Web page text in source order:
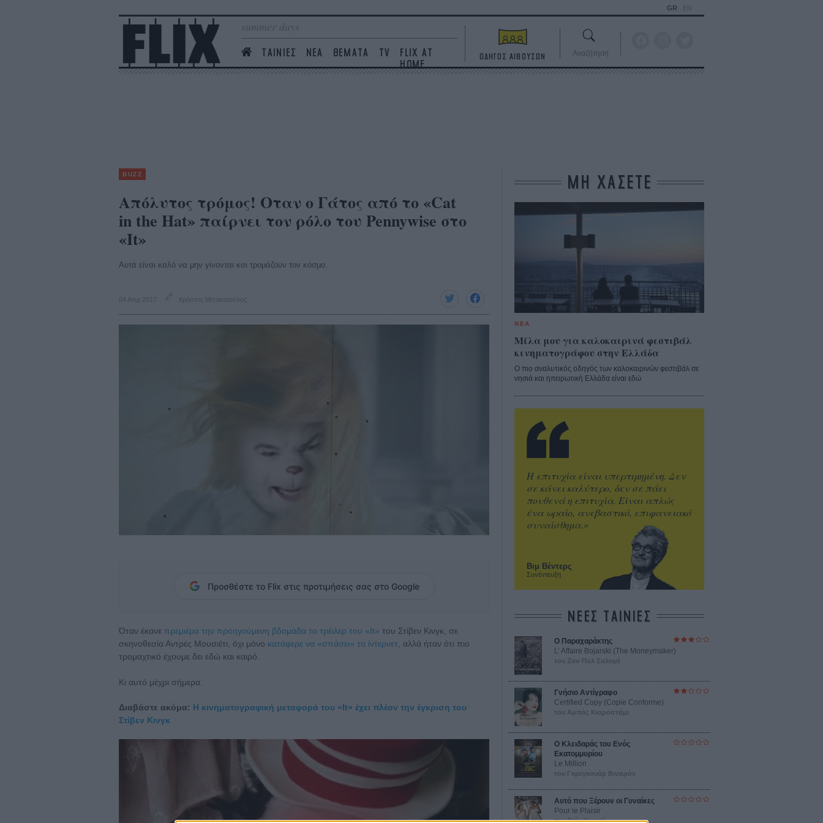
summer days
ΤΑΙΝΙΕΣ ΝΕΑ ΘΕΜΑΤΑ TV
FLIX AT
HOME
GR EN
ΟΔΗΓΟΣ ΑΙΘΟΥΣΩΝ Αναζήτηση
BUZZ
Απόλυτος τρόμος! Οταν ο Γάτος από το «Cat
in the Hat» παίρνει τον ρόλο του Pennywise στο
«It»
Αυτά είναι καλό να μην γίνονται και τρομάζουν τον κόσμο.
04 Απρ 2017 Χρήστος Μπακατσέλος
Προσθέστε το Flix στις προτιμήσεις σας στο Google
Όταν έκανε πρεμιέρα την προηγούμενη βδομάδα το τρέιλερ του «It» του Στίβεν Κινγκ, σε
σκηνοθεσία Αντρές Μουσιέτι, όχι μόνο κατάφερε να «σπάσει» το ίντερνετ , αλλά ήταν ότι πιο
τρομαχτικό έχουμε δει εδώ και καιρό.
Κι αυτό μέχρι σήμερα.
Διαβάστε ακόμα: Η κινηματογραφική μεταφορά του «It» έχει πλέον την έγκριση του
Στίβεν Κινγκ
ΜΗ ΧΑΣΕΤΕ
ΝΕΑ
Μίλα μου για καλοκαιρινά φεστιβάλ
κινηματογράφου στην Ελλάδα
Ο πιο αναλυτικός οδηγός των καλοκαιρινών φεστιβάλ σε
νησιά και ηπειρωτική Ελλάδα είναι εδώ
Βιμ Βέντερς
Συνέντευξη
Η επιτυχία είναι υπερτιμημένη. Δεν
σε κάνει καλύτερο, δεν σε πάει
πουθενά η επιτυχία. Είναι απλώς
ένα ωραίο, ανεβαστικό, επιφανειακό
συναίσθημα.»
ΝΕΕΣ ΤΑΙΝΙΕΣ
Ο Παραχαράκτης
L’ Affaire Bojarski (The Moneymaker)
του Ζαν-Πολ Σαλομέ
Γνήσιο Αντίγραφο
Certified Copy (Copie Conforme)
του Αμπάς Κιαροστάμι
Ο Κλειδαράς του Ενός
Εκατομμυρίου
Le Million
του Γκρεγκουάρ Βινιερόν
Αυτό που Ξέρουν οι Γυναίκες
Pour le Plaisir
του Ρεέμ Κερισί